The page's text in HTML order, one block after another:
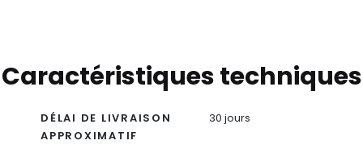
Caractéristiques techniques
DÉLAI DE LIVRAISON
APPROXIMATIF
30 jours